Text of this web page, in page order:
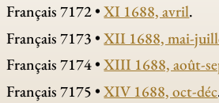
Français 7172 •XI 1688, avril.
Français 7173 •XII 1688, mai-
Français 7174 •XIII 1688, août-
Français 7175 •XIV 1688, oct-déc